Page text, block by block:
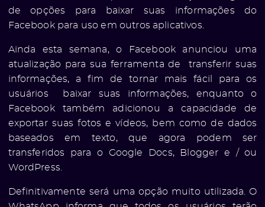
de opções para baixar suas informações do
Facebook para uso em outros aplicativos.
Ainda esta semana, o Facebook anunciou uma
atualização para sua ferramenta de transferir suas
informações, a fim de tornar mais fácil para os
usuários baixar suas informações, enquanto o
Facebook também adicionou a capacidade de
exportar suasfotos e vídeos, bem como de dados
baseados em texto, que agora podem ser
transferidos para o Google Docs, Blogger e / ou
WordPress.
Definitivamente será uma opção muito utilizada. O